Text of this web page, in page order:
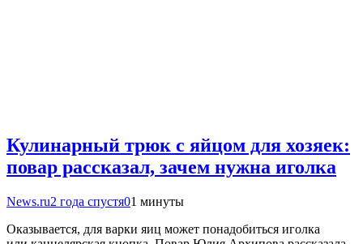
Кулинарный трюк с яйцом для хозяек:
повар рассказал, зачем нужна иголка
News.ru2 года спустя01 минуты
Оказывается, для варки яиц может понадобиться иголка